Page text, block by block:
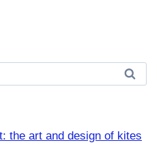
the art and design of kites